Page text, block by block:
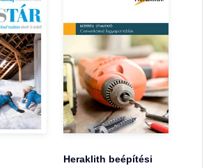
Heraklith beépítési